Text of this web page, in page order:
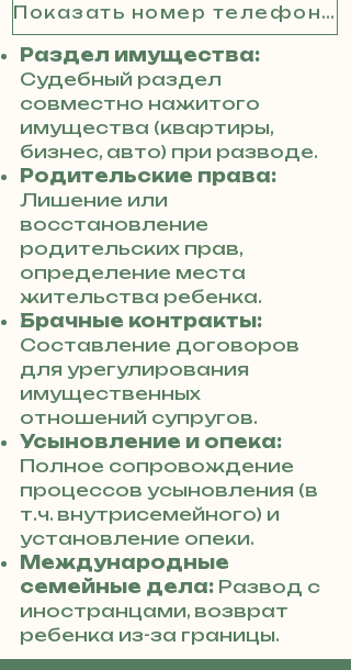
Показать номер телефона
Раздел имущества:
Судебный раздел
совместно нажитого
имущества (квартиры,
бизнес, авто) при разводе.
Родительские права:
Лишение или
восстановление
родительских прав,
определение места
жительства ребенка.
Брачные контракты:
Составление договоров
для урегулирования
имущественных
отношений супругов.
Усыновление и опека:
Полное сопровождение
процессов усыновления (в
т.ч. внутрисемейного) и
установление опеки.
Международные
семейные дела: Развод с
иностранцами, возврат
ребенка из-за границы.